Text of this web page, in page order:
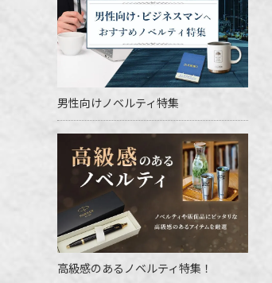
男性向けノベルティ特集
高級感のあるノベルティ特集！